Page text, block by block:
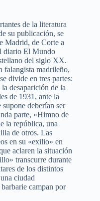
de la literatura
su publicación, se
Madrid, de Corte a
diario El Mundo
del siglo XX.
falangista madrileño,
divide en tres partes:
desaparición de la
de 1931, ante la
deberían ser
parte, «Himno de
la república, una
de otros. Las
en su «exilio» en
aclaren la situación
transcurre durante
de los distintos
ciudad
campan por